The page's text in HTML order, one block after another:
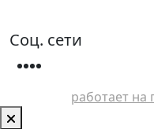
Соц. сети
работает на